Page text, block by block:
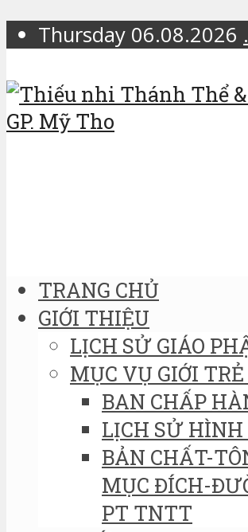
Thursday 06.08.2026 .
TRANG CHỦ
GIỚI THIỆU
LỊCH SỬ GIÁO
MỤC VỤ GIỚI
BAN CHẤP
LỊCH SỬ
BẢN CHẤT-
MỤC ĐÍCH-
PT TNTT